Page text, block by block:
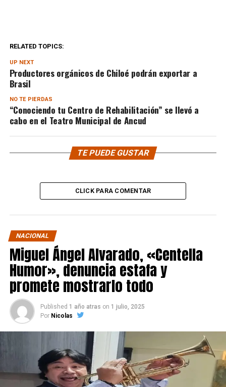
RELATED TOPICS:
UP NEXT
Productores orgánicos de Chiloé podrán exportar a
Brasil
NO TE PIERDAS
“Conociendo tu Centro de Rehabilitación” se llevó a
cabo en el Teatro Municipal de Ancud
TE PUEDE GUSTAR
CLICK PARA COMENTAR
NACIONAL
Miguel Ángel Alvarado, «Centella
Humor», denuncia estafa y
promete mostrarlo todo
Published 1 año atras on 1 julio, 2025
Por Nicolas